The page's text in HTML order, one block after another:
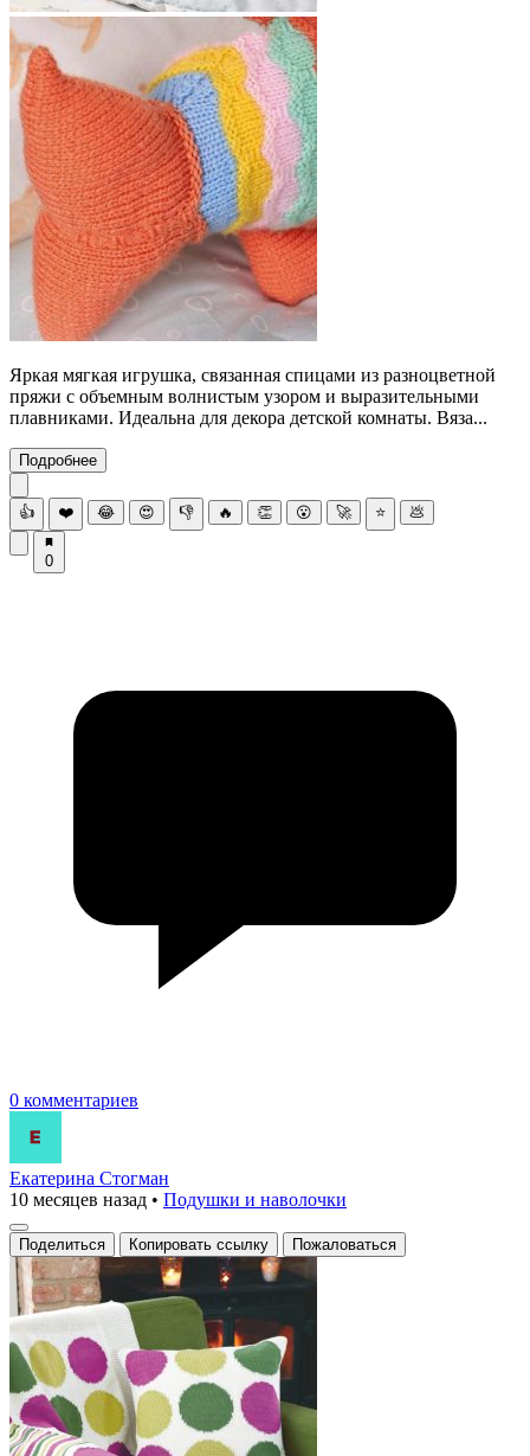
Яркая мягкая игрушка, связанная спицами из разноцветной
пряжи с объемным волнистым узором и выразительными
плавниками. Идеальна для декора детской комнаты. Вяза...
Подробнее
👍 ❤️ 😂 😍 👎 🔥 👏 😮 🚀 ⭐ 💩
0
0 комментариев
Екатерина Стогман
10 месяцев назад • Подушки и наволочки
Поделиться Копировать ссылку Пожаловаться